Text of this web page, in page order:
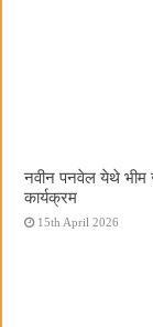
नवीन पनवेल येथे भीम
कार्यक्रम
15th April 2026